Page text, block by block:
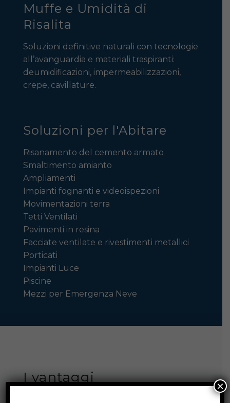
Muffe e Umidità di
Risalita
Soluzioni definitive naturali con tecnologie
all’avanguardia e materiali traspiranti:
deumidificazioni, impermeabilizzazioni,
crepe, cavillature.
Soluzioni per l'Abitare
Risanamento del cemento armato
Smaltimento amianto
Ampliamenti
Impianti fognanti e videoispezioni
Movimentazioni terra
Tetti Ventilati
Pavimenti in resina
Facciate ventilate e rivestimenti metallici
Porticati
Impianti Luce
Piscine
Mezzi per Emergenza Neve
I vantaggi
×